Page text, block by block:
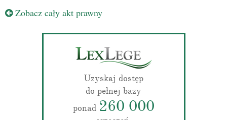
Zobacz cały akt prawny
Uzyskaj dostęp
do pełnej bazy
ponad 260 000